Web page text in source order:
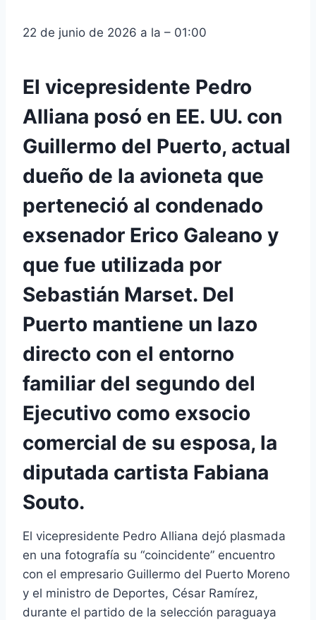
22 de junio de 2026 a la – 01:00
El vicepresidente Pedro
Alliana posó en EE. UU. con
Guillermo del Puerto, actual
dueño de la avioneta que
perteneció al condenado
exsenador Erico Galeano y
que fue utilizada por
Sebastián Marset. Del
Puerto mantiene un lazo
directo con el entorno
familiar del segundo del
Ejecutivo como exsocio
comercial de su esposa, la
diputada cartista Fabiana
Souto.
El vicepresidente Pedro Alliana dejó plasmada
en una fotografía su “coincidente” encuentro
con el empresario Guillermo del Puerto Moreno
y el ministro de Deportes, César Ramírez,
durante el partido de la selección paraguaya